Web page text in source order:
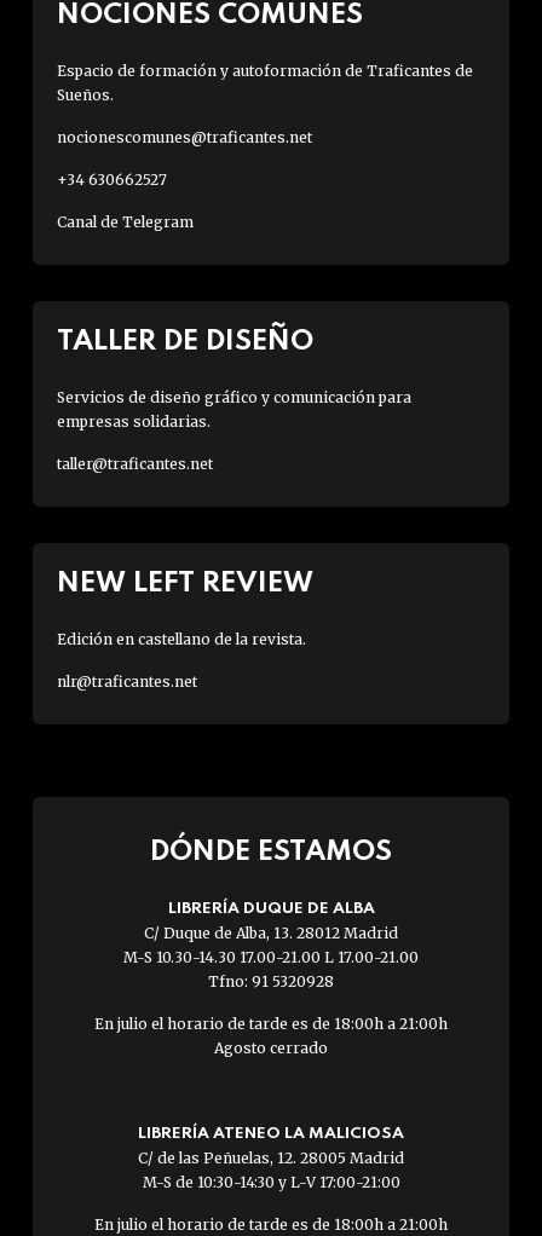
NOCIONES COMUNES
Espacio de formación y autoformación de Traficantes de
Sueños.
nocionescomunes@traficantes.net
+34 630662527
Canal de Telegram
TALLER DE DISEÑO
Servicios de diseño gráfico y comunicación para
empresas solidarias.
taller@traficantes.net
NEW LEFT REVIEW
Edición en castellano de la revista.
nlr@traficantes.net
DÓNDE ESTAMOS
LIBRERÍA DUQUE DE ALBA
C/ Duque de Alba, 13. 28012 Madrid
M-S 10.30-14.30 17.00-21.00 L 17.00-21.00
Tfno: 91 5320928
En julio el horario de tarde es de 18:00h a 21:00h
Agosto cerrado
LIBRERÍA ATENEO LA MALICIOSA
C/ de las Peñuelas, 12. 28005 Madrid
M-S de 10:30-14:30 y L-V 17:00-21:00
En julio el horario de tarde es de 18:00h a 21:00h